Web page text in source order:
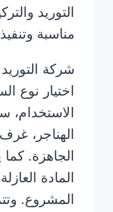
التوريد
مناسبة
شركة
اختيار نوع
الاستخدام،
الهناجر،
الجاهزة.
المادة
المشروع.